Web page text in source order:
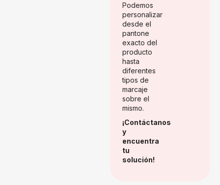
Podemos
personalizar
desde el
pantone
exacto del
producto
hasta
diferentes
tipos de
marcaje
sobre el
mismo.
¡Contáctanos
y
encuentra
tu
solución!